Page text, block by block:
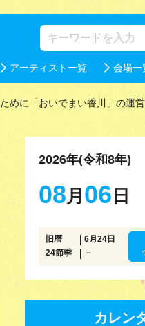
アーティスト一覧 会場一
に「おいでまい香川」の運営
2026年(令和8年)
08月 06 日
旧暦
6月24日
24節季
－
カレン